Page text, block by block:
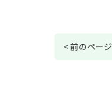
< 前のページ